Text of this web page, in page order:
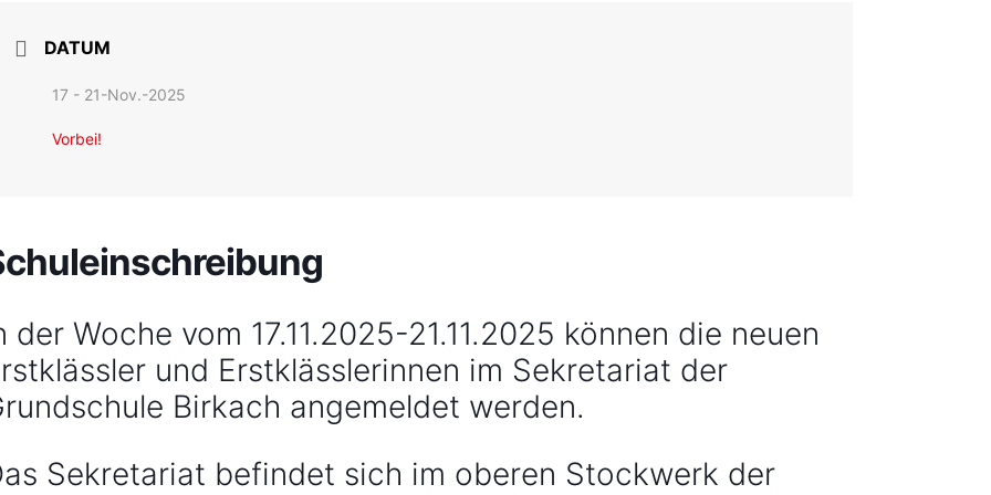
DATUM
17 - 21-Nov.-2025
Vorbei!
der Woche vom 17.11.2025-21.11.2025 können die neuen
und Erstklässlerinnen im Sekretariat der
Birkach angemeldet werden.
Sekretariat befindet sich im oberen Stockwerk der